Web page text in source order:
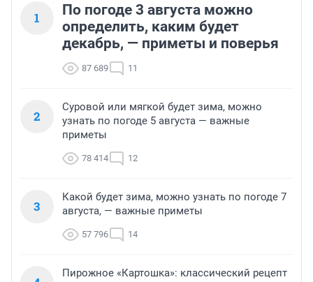
1
По погоде 3 августа можно
определить, каким будет
декабрь, — приметы и поверья
87 689 11
2
Суровой или мягкой будет зима, можно
узнать по погоде 5 августа — важные
приметы
78 414 12
3
Какой будет зима, можно узнать по погоде 7
августа, — важные приметы
57 796 14
Пирожное «Картошка»: классический рецепт